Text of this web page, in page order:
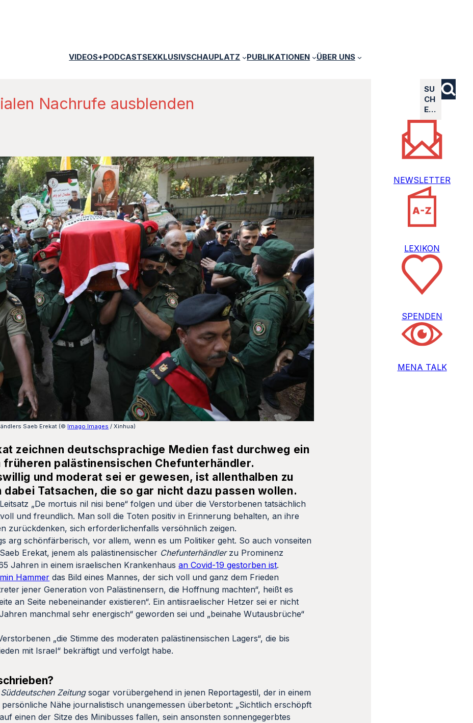
VIDEOS+PODCASTSEXKLUSIVSCHAUPLATZ PUBLIKATIONEN ÜBER UNS
Nachrufe ausblenden
Saeb Erekat (© Imago Images / Xinhua)
zeichnen deutschsprachige Medien fast durchweg ein
palästinensischen Chefunterhändler.
und moderat sei er gewesen, ist allenthalben zu
Tatsachen, die so gar nicht dazu passen wollen.
„De mortuis nil nisi bene“ folgen und über die Verstorbenen tatsächlich
und freundlich. Man soll die Toten positiv in Erinnerung behalten, an ihre
zurückdenken, sich erforderlichenfalls versöhnlich zeigen.
arg schönfärberisch, vor allem, wenn es um Politiker geht. So auch vonseiten
Erekat, jenem als palästinensischer Chefunterhändlerzu Prominenz
Jahren in einem israelischen Krankenhausan Covid-19 gestorben ist.
Hammer das Bild eines Mannes, der sich voll und ganz dem Frieden
jener Generation von Palästinensern, die Hoffnung machten“, heißt es
an Seite nebeneinander existieren“. Ein antiisraelischer Hetzer sei er nicht
manchmal sehr energisch“ geworden sei und „beinahe Wutausbrüche“
„die Stimme des moderaten palästinensischen Lagers“, die bis
mit Israel“ bekräftigt und verfolgt habe.
Süddeutschen Zeitungsogar vorübergehend in jenen Reportagestil, der in einem
Nähe journalistisch unangemessen überbetont: „Sichtlich erschöpft
einen der Sitze des Minibusses fallen, sein ansonsten sonnengegerbtes
SU
CH
E…
NEWSLETTER
LEXIKON
SPENDEN
MENA TALK